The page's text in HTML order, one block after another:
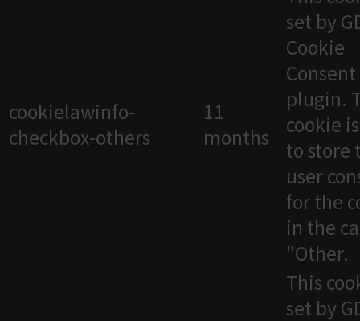
cookielawinfo-
checkbox-others
11
months
set by
Cookie
Consent
plugin.
cookie
to store
user
for the
in the
"Other.
This
set by